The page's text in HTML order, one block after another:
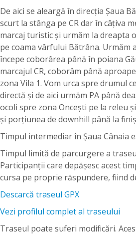
De aici se aleargă în direcția Șaua
scurt la stânga pe CR dar în câțiva
marcaj turistic și urmăm la dreapta
pe coama vârfului Bătrâna. Urmăm
începe coborârea până în poiana
marcajul CR, coborâm până
zona Vila 1. Vom urca spre drumul
directă și de aici urmăm PA până
ocoli spre zona Oncești pe la releu
și porțiunea de downhill până la
Timpul intermediar în Șaua Cânaia
Timpul limită de parcurgere a
Participanţii care depăşesc acest
cursa pe proprie răspundere, fiind
Descarcă traseul GPX
Vezi profilul complet al traseului
Traseul poate suferi modificări.